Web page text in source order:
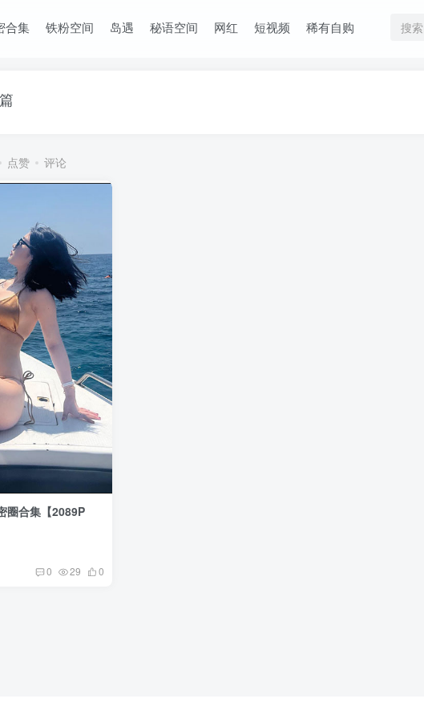
合集 铁粉空间 岛遇 秘语空间 网红 短视频 稀有自购
点赞 评论
圈合集【2089P
0 29 0